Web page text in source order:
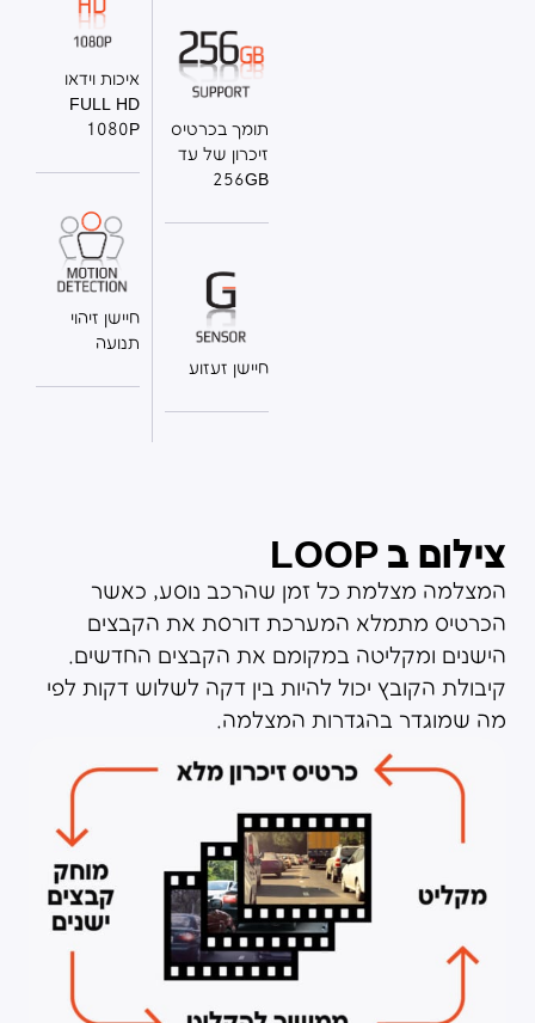
תומך בכרטיס
זיכרון של עד
256GB
חיישן זעזוע
איכות וידאו
FULL HD
1080P
חיישן זיהוי
תנועה
צילום ב LOOP
המצלמה מצלמת כל זמן שהרכב נוסע, כאשר
הכרטיס מתמלא המערכת דורסת את הקבצים
הישנים ומקליטה במקומם את הקבצים החדשים.
קיבולת הקובץ יכול להיות בין דקה לשלוש דקות לפי
מה שמוגדר בהגדרות המצלמה.